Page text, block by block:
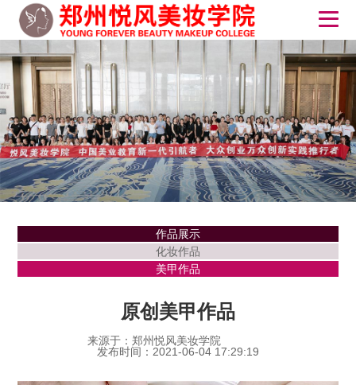
作品展示
化妆作品
美甲作品
原创美甲作品
来源于：郑州悦风美妆学院
发布时间：2021-06-04 17:29:19